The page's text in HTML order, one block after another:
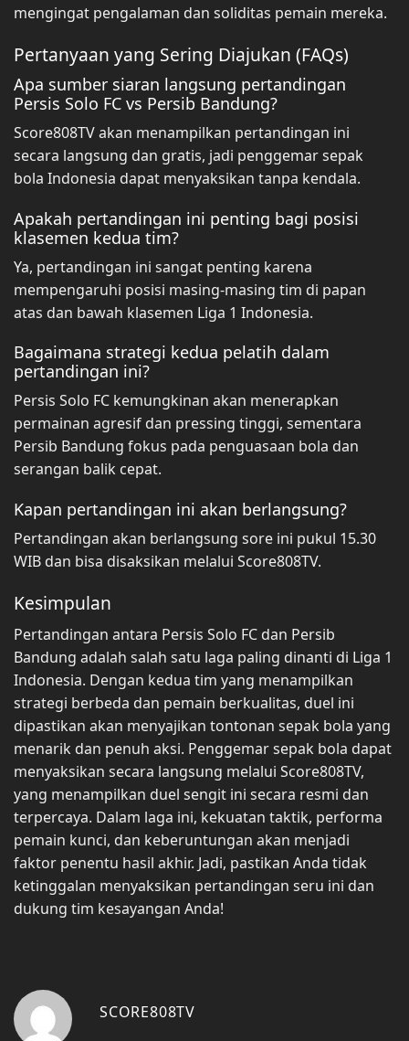
mengingat pengalaman dan soliditas pemain mereka.
Pertanyaan yang Sering Diajukan (FAQs)
Apa sumber siaran langsung pertandingan
Persis Solo FC vs Persib Bandung?
Score808TV akan menampilkan pertandingan ini
secara langsung dan gratis, jadi penggemar sepak
bola Indonesia dapat menyaksikan tanpa kendala.
Apakah pertandingan ini penting bagi posisi
klasemen kedua tim?
Ya, pertandingan ini sangat penting karena
mempengaruhi posisi masing-masing tim di papan
atas dan bawah klasemen Liga 1 Indonesia.
Bagaimana strategi kedua pelatih dalam
pertandingan ini?
Persis Solo FC kemungkinan akan menerapkan
permainan agresif dan pressing tinggi, sementara
Persib Bandung fokus pada penguasaan bola dan
serangan balik cepat.
Kapan pertandingan ini akan berlangsung?
Pertandingan akan berlangsung sore ini pukul 15.30
WIB dan bisa disaksikan melalui Score808TV.
Kesimpulan
Pertandingan antara Persis Solo FC dan Persib
Bandung adalah salah satu laga paling dinanti di Liga 1
Indonesia. Dengan kedua tim yang menampilkan
strategi berbeda dan pemain berkualitas, duel ini
dipastikan akan menyajikan tontonan sepak bola yang
menarik dan penuh aksi. Penggemar sepak bola dapat
menyaksikan secara langsung melalui Score808TV,
yang menampilkan duel sengit ini secara resmi dan
terpercaya. Dalam laga ini, kekuatan taktik, performa
pemain kunci, dan keberuntungan akan menjadi
faktor penentu hasil akhir. Jadi, pastikan Anda tidak
ketinggalan menyaksikan pertandingan seru ini dan
dukung tim kesayangan Anda!
SCORE808TV